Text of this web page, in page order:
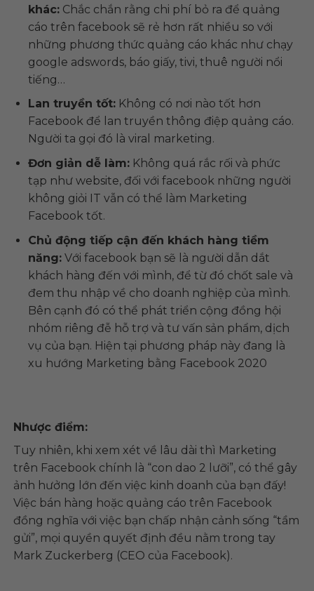
khác: Chắc chắn rằng chi phí bỏ ra để quảng
cáo trên facebook sẽ rẻ hơn rất nhiều so với
những phương thức quảng cáo khác như chạy
google adswords, báo giấy, tivi, thuê người nổi
tiếng…
Lan truyền tốt: Không có nơi nào tốt hơn
Facebook để lan truyền thông điệp quảng cáo.
Người ta gọi đó là viral marketing.
Đơn giản dễ làm: Không quá rắc rối và phức
tạp như website, đối với facebook những người
không giỏi IT vẫn có thể làm Marketing
Facebook tốt.
Chủ động tiếp cận đến khách hàng tiềm
năng: Với facebook bạn sẽ là người dẫn dắt
khách hàng đến với mình, để từ đó chốt sale và
đem thu nhập về cho doanh nghiệp của mình.
Bên cạnh đó có thể phát triển cộng đồng hội
nhóm riêng đễ hỗ trợ và tư vấn sản phẩm, dịch
vụ của bạn. Hiện tại phương pháp này đang là
xu hướng Marketing bằng Facebook 2020
Nhược điểm:
Tuy nhiên, khi xem xét về lâu dài thì Marketing
trên Facebook chính là “con dao 2 lưỡi”, có thể gây
ảnh hưởng lớn đến việc kinh doanh của bạn đấy!
Việc bán hàng hoặc quảng cáo trên Facebook
đồng nghĩa với việc bạn chấp nhận cảnh sống “tầm
gửi”, mọi quyền quyết định đều nằm trong tay
Mark Zuckerberg (CEO của Facebook).